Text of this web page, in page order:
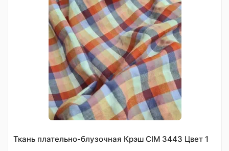
Ткань плательно-блузочная Крэш CIM 3443 Цвет 1